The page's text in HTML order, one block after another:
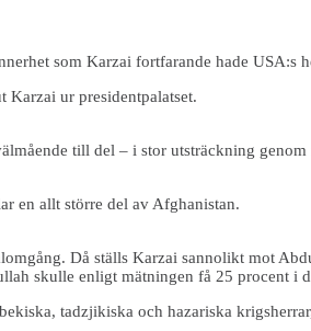
som Karzai fortfarande hade USA:s
Karzai ur presidentpalatset.
till del – i stor utsträckning
en allt större del av Afghanistan.
Då ställs Karzai sannolikt mot
skulle enligt mätningen få 25 procent i
tadzjikiska och hazariska